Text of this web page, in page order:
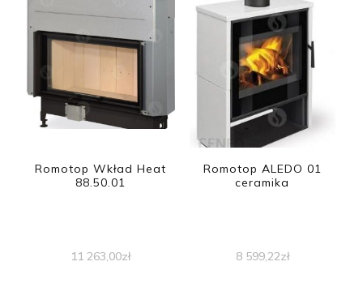
Romotop Wkład Heat
88.50.01
11 263,00zł
Romotop ALEDO 01
ceramika
8 599,22zł